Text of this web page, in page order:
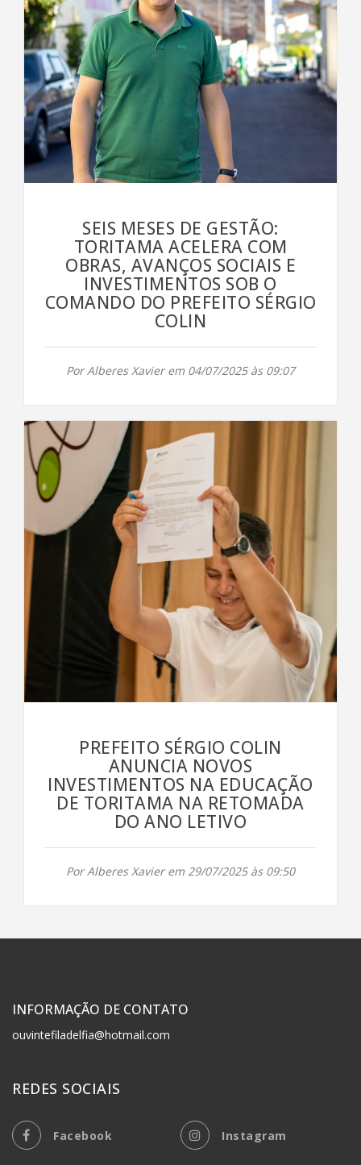
SEIS MESES DE GESTÃO:
TORITAMA ACELERA COM
OBRAS, AVANÇOS SOCIAIS E
INVESTIMENTOS SOB O
COMANDO DO PREFEITO SÉRGIO
COLIN
Por Alberes Xavier em 04/07/2025 às 09:07
PREFEITO SÉRGIO COLIN
ANUNCIA NOVOS
INVESTIMENTOS NA EDUCAÇÃO
DE TORITAMA NA RETOMADA
DO ANO LETIVO
Por Alberes Xavier em 29/07/2025 às 09:50
INFORMAÇÃO DE CONTATO
ouvintefiladelfia@hotmail.com
REDES SOCIAIS
Facebook Instagram